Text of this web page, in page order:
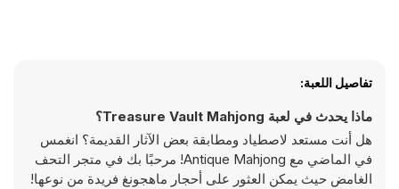
تفاصيل اللعبة:
ماذا يحدث في لعبة Treasure Vault Mahjong؟
هل أنت مستعد لاصطياد ومطابقة بعض الآثار القديمة؟ انغمس
في الماضي مع Antique Mahjong! مرحبًا بك في متجر التحف
الغامض حيث يمكن العثور على أحجار ماهجونغ فريدة من نوعها!